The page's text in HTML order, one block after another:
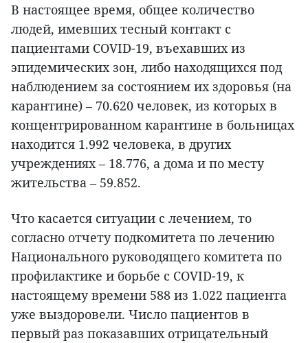
В настоящее время, общее количество
людей, имевших тесный контакт с
пациентами COVID-19, въехавших из
эпидемических зон, либо находящихся под
наблюдением за состоянием их здоровья (на
карантине) – 70.620 человек, из которых в
концентрированном карантине в больницах
находится 1.992 человека, в других
учреждениях – 18.776, а дома и по месту
жительства – 59.852.
Что касается ситуации с лечением, то
согласно отчету подкомитета по лечению
Национального руководящего комитета по
профилактике и борьбе с COVID-19, к
настоящему времени 588 из 1.022 пациента
уже выздоровели. Число пациентов в
первый раз показавших отрицательный